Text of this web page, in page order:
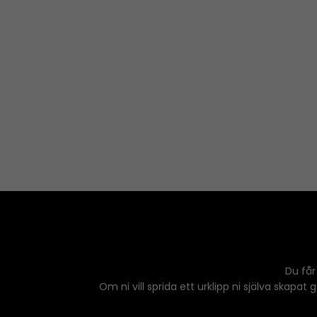
Du
Om ni vill sprida ett urklipp ni själva